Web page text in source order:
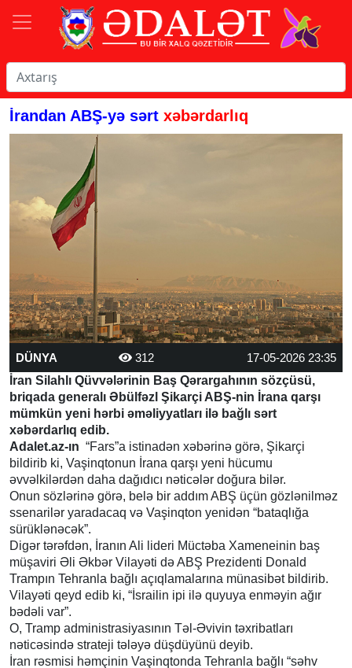
İrandan ABŞ-yə sərt xəbərdarlıq
DÜNYA 312
17-05-2026 23:35
İran Silahlı Qüvvələrinin Baş Qərargahının sözçüsü,
briqada generalı Əbülfəzl Şikarçi ABŞ-nin İrana qarşı
mümkün yeni hərbi əməliyyatları ilə bağlı sərt
xəbərdarlıq edib.
Adalet.az-ın “Fars”a istinadən xəbərinə görə, Şikarçi
bildirib ki, Vaşinqtonun İrana qarşı yeni hücumu
əvvəlkilərdən daha dağıdıcı nəticələr doğura bilər.
Onun sözlərinə görə, belə bir addım ABŞ üçün gözlənilməz
ssenarilər yaradacaq və Vaşinqton yenidən “bataqlığa
sürüklənəcək”.
Digər tərəfdən, İranın Ali lideri Müctəba Xameneinin baş
müşaviri Əli Əkbər Vilayəti də ABŞ Prezidenti Donald
Trampın Tehranla bağlı açıqlamalarına münasibət bildirib.
Vilayəti qeyd edib ki, “İsrailin ipi ilə quyuya enməyin ağır
bədəli var”.
O, Tramp administrasiyasının Təl-Əvivin təxribatları
nəticəsində strateji tələyə düşdüyünü deyib.
İran rəsmisi həmçinin Vaşinqtonda Tehranla bağlı “səhv